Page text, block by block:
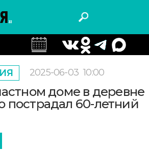
2025-06-03 10:00
доме в деревне
пострадал 60-летний